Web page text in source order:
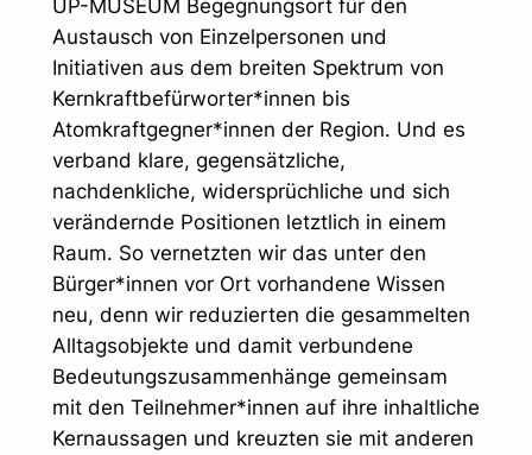
UP-MUSEUM Begegnungsort für den
Austausch von Einzelpersonen und
Initiativen aus dem breiten Spektrum von
Kernkraftbefürworter*innen bis
Atomkraftgegner*innen der Region. Und es
verband klare, gegensätzliche,
nachdenkliche, widersprüchliche und sich
verändernde Positionen letztlich in einem
Raum. So vernetzten wir das unter den
Bürger*innen vor Ort vorhandene Wissen
neu, denn wir reduzierten die gesammelten
Alltagsobjekte und damit verbundene
Bedeutungszusammenhänge gemeinsam
mit den Teilnehmer*innen auf ihre inhaltliche
Kernaussagen und kreuzten sie mit anderen